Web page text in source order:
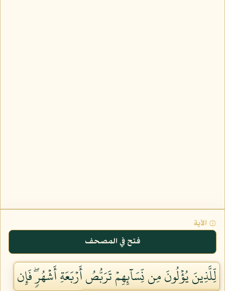
۞ الآية
فتح في المصحف
لِّلَّذِينَ يُؤۡلُونَ مِن نِّسَآئِهِمۡ تَرَبُّصُ أَرۡبَعَةِ أَشۡهُرٖۖ فَإِن